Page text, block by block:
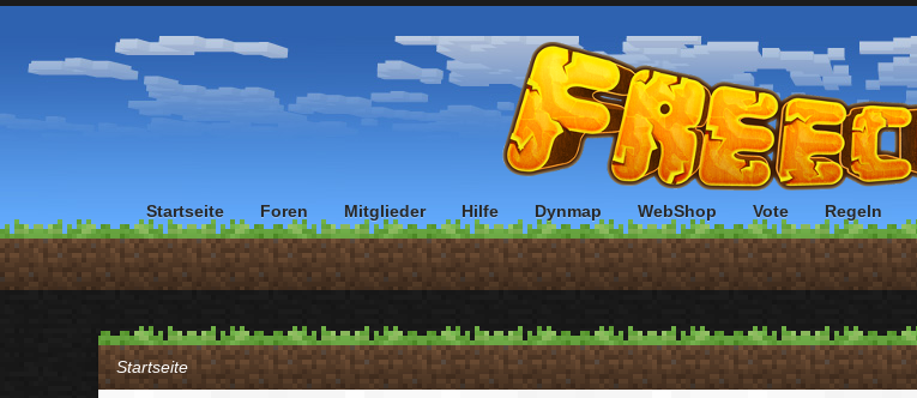
Startseite
Startseite Foren Mitglieder Hilfe Dynmap WebShop Vote Regeln